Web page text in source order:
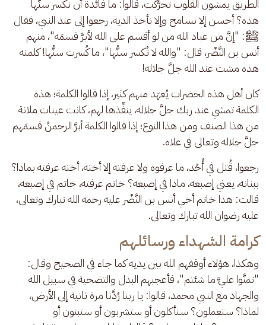
الطريق يمشون القلوب تحرَّكت، قالوا: ما فائدة أن نكسر سنَّها
هذه؟ أحسن إلا نسامح وإلا نأخذ الدية، رجعوا إلى عند النبي، فقال
ﷺ: "إنَّ من عباد الله من لو أقسم على الله لأبرَّ قسمَه"، منهم
أنس بن النَّضْر، قال: "والله لا تُكسر سنُّها"، ما كُسرت سنُّها! كلمته
هذه مشت عند الله جلَّ جلاله!
كان أهل هذه الحضرات يُعهَد منهم كثير، إذا قالوا الكلمة؛ هذه
الكلمة تمشي عند ربك جلَّ جلاله، ينفِّذها لهم، كانت عينات ملانة
من هذا الصنف ومن هذا النوع؛ إذا قالوا الكلمة أبرَّ الرحمنُ قسمَهم
جلَّ جلاله وتعالى في علاه.
رجعوا، قُتل في أُحُد، ما عرفوه ولا عرفته إلا أخته، أخته عرفته بماذا؟
ببنانه، يعني إصبعه، ماذا في إصبعه؟ خاتم عرفته، خاتم في إصبعه،
قالت: هذا خاتم أخي أنس بن النَّضْر عليه رحمة الله تبارك وتعالى،
عليه رضوان الله تبارك وتعالى.
كرامة الشهداء ورسائلهم
وهكذا، هؤلاء أوقفهم الله بين يديه كما جاء في الصحيح وقال:
"تمنَّوا عليَّ ما شئتم"، فأعجبهم البذل والتضحية في سبيل الله
والجهاد مع النبي محمد، قالوا: يا ربنا رُدَّنا مرة ثانية إلى الأرض،
لماذا؟ ستعملون؟ ستأكلون أو ستشربون أو ستبنون أو